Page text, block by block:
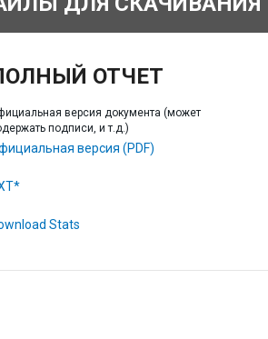
ОТЧЕТ
версия документа (может
подписи, и т.д.)
версия (PDF)
Stats